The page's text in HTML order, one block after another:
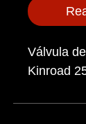
Válvula
Kinroad